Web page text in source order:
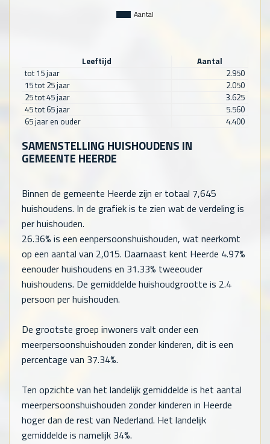
Aantal
Leeftijd
Aantal
tot 15 jaar
2.950
15 tot 25 jaar
2.050
25 tot 45 jaar
3.625
45 tot 65 jaar
5.560
65 jaar en ouder
4.400
SAMENSTELLING HUISHOUDENS IN
GEMEENTE HEERDE
Binnen de gemeente Heerde zijn er totaal 7,645
huishoudens. In de grafiek is te zien wat de verdeling is
per huishouden.
26.36% is een eenpersoonshuishouden, wat neerkomt
op een aantal van 2,015. Daarnaast kent Heerde 4.97%
eenouder huishoudens en 31.33% tweeouder
huishoudens. De gemiddelde huishoudgrootte is 2.4
persoon per huishouden.
De grootste groep inwoners valt onder een
meerpersoonshuishouden zonder kinderen, dit is een
percentage van 37.34%.
Ten opzichte van het landelijk gemiddelde is het aantal
meerpersoonshuishouden zonder kinderen in Heerde
hoger dan de rest van Nederland. Het landelijk
gemiddelde is namelijk 34%.